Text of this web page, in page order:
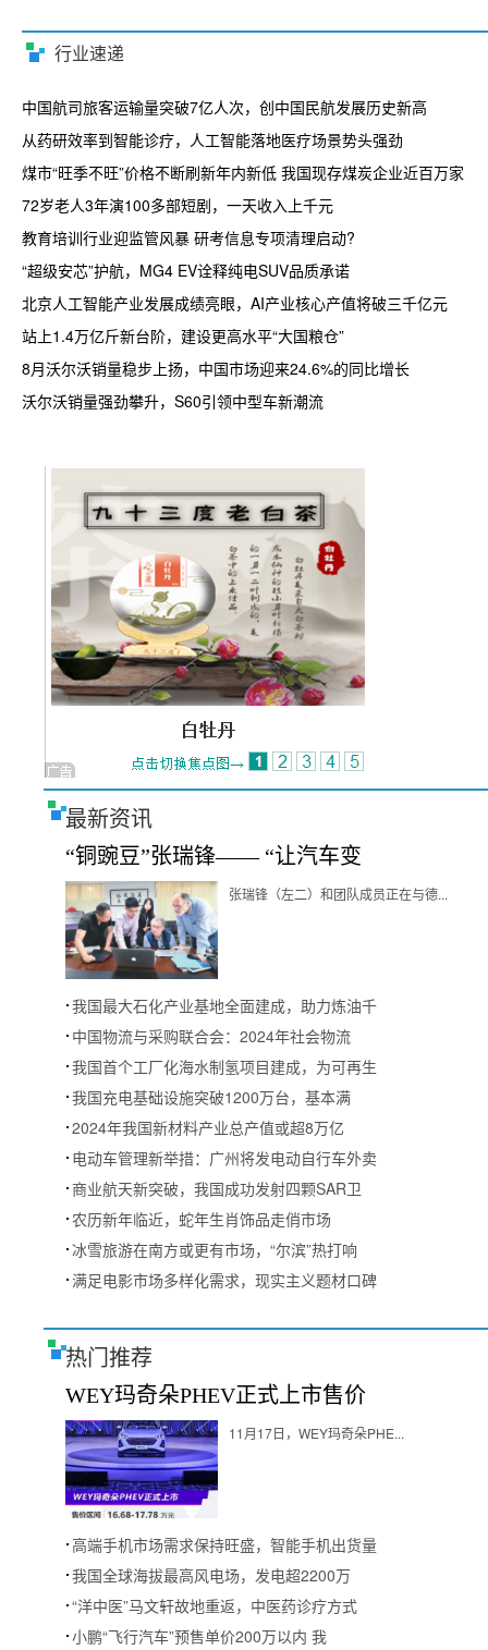
行业速递
中国航司旅客运输量突破7亿人次，创中国民航发展历史新高
从药研效率到智能诊疗，人工智能落地医疗场景势头强劲
煤市“旺季不旺”价格不断刷新年内新低 我国现存煤炭企业近百万家
72岁老人3年演100多部短剧，一天收入上千元
教育培训行业迎监管风暴 研考信息专项清理启动?
“超级安芯”护航，MG4 EV诠释纯电SUV品质承诺
北京人工智能产业发展成绩亮眼，AI产业核心产值将破三千亿元
站上1.4万亿斤新台阶，建设更高水平“大国粮仓”
8月沃尔沃销量稳步上扬，中国市场迎来24.6%的同比增长
沃尔沃销量强劲攀升，S60引领中型车新潮流
最新资讯
“铜豌豆”张瑞锋—— “让汽车变
张瑞锋（左二）和团队成员正在与德...
我国最大石化产业基地全面建成，助力炼油千
中国物流与采购联合会：2024年社会物流
我国首个工厂化海水制氢项目建成，为可再生
我国充电基础设施突破1200万台，基本满
2024年我国新材料产业总产值或超8万亿
电动车管理新举措：广州将发电动自行车外卖
商业航天新突破，我国成功发射四颗SAR卫
农历新年临近，蛇年生肖饰品走俏市场
冰雪旅游在南方或更有市场，“尔滨”热打响
满足电影市场多样化需求，现实主义题材口碑
热门推荐
WEY玛奇朵PHEV正式上市售价
11月17日，WEY玛奇朵PHE...
高端手机市场需求保持旺盛，智能手机出货量
我国全球海拔最高风电场，发电超2200万
“洋中医”马文轩故地重返，中医药诊疗方式
小鹏“飞行汽车”预售单价200万以内 我